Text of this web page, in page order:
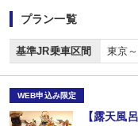
プラン一覧
基準JR乗車区間 東京
WEB申込み限定
【露天風